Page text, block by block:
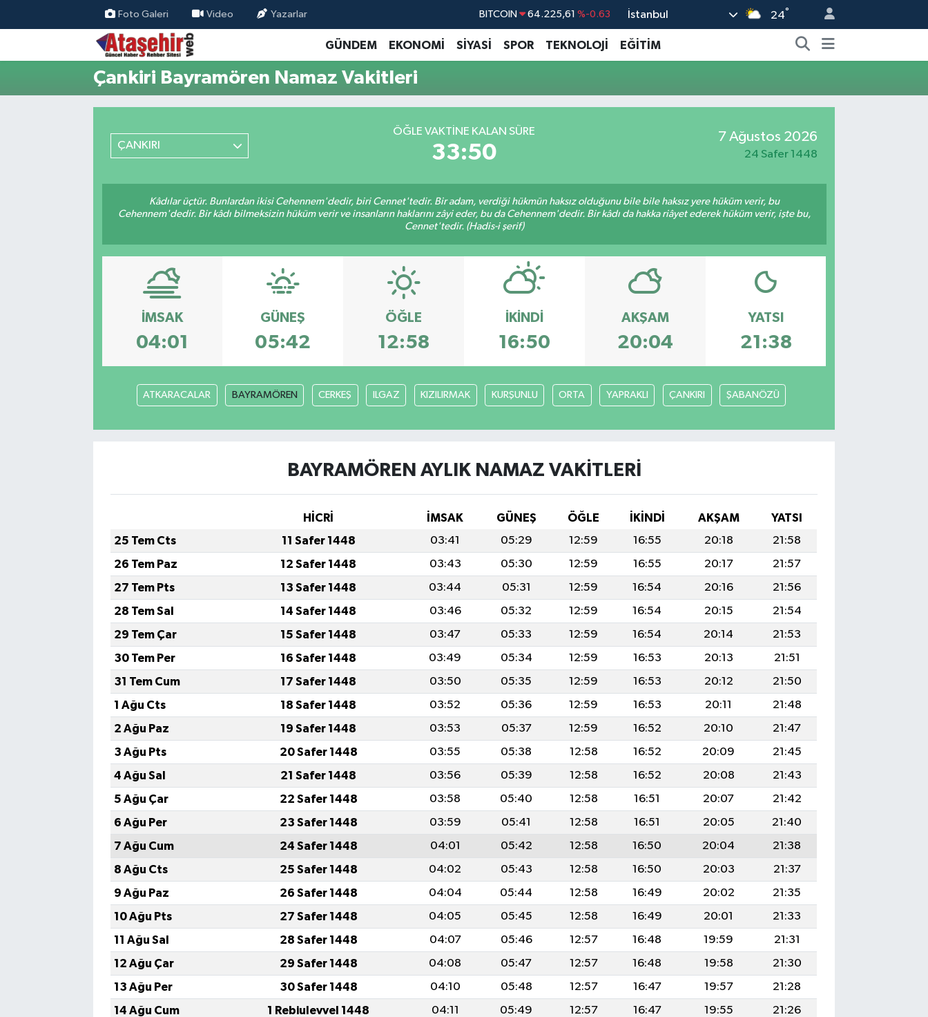
Foto Galeri Video Yazarlar BITCOIN 64.225,61 %-0.63
DOLAR 47,7143 %0.16
EURO 55,0317 %-0.02
İstanbul 24°
GÜNDEM EKONOMİ SİYASİ SPOR TEKNOLOJİ EĞİTİM
Çankiri Bayramören Namaz Vakitleri
ÇANKIRI
ÖĞLE VAKTINE KALAN SÜRE
33:49
7 Ağustos 2026
24 Safer 1448
Kâdılar üçtür. Bunlardan ikisi Cehennem'dedir, biri Cennet'tedir. Bir adam, verdiği hükmün haksız olduğunu bile bile haksız yere hüküm verir, bu
Cehennem'dedir. Bir kâdı bilmeksizin hüküm verir ve insanların haklarını zâyi eder, bu da Cehennem'dedir. Bir kâdı da hakka riâyet ederek hüküm verir, işte bu,
Cennet'tedir. (Hadis-i şerif)
İMSAK
04:01
GÜNEŞ
05:42
ÖĞLE
12:58
İKINDI
16:50
AKŞAM
20:04
YATSI
21:38
ATKARACALAR BAYRAMÖREN CERKEŞ ILGAZ KIZILIRMAK KURŞUNLU ORTA YAPRAKLI ÇANKIRI ŞABANÖZÜ
BAYRAMÖREN AYLIK NAMAZ VAKITLERI
HİCRİ İMSAK GÜNEŞ ÖĞLE İKINDI AKŞAM
YATSI
25 Tem Cts
11 Safer 1448 03:41 05:29 12:59 16:55 20:18
21:58
26 Tem Paz
12 Safer 1448 03:43 05:30 12:59 16:55 20:17
21:57
27 Tem Pts
13 Safer 1448 03:44 05:31 12:59 16:54 20:16
21:56
28 Tem Sal
14 Safer 1448 03:46 05:32 12:59 16:54 20:15
21:54
29 Tem Çar
15 Safer 1448 03:47 05:33 12:59 16:54 20:14
21:53
30 Tem Per
16 Safer 1448 03:49 05:34 12:59 16:53 20:13
21:51
31 Tem Cum
17 Safer 1448 03:50 05:35 12:59 16:53 20:12
21:50
1 Ağu Cts
18 Safer 1448 03:52 05:36 12:59 16:53 20:11
21:48
2 Ağu Paz
19 Safer 1448 03:53 05:37 12:59 16:52 20:10
21:47
3 Ağu Pts
20 Safer 1448 03:55 05:38 12:58 16:52 20:09
21:45
4 Ağu Sal
21 Safer 1448 03:56 05:39 12:58 16:52 20:08
21:43
5 Ağu Çar
22 Safer 1448 03:58 05:40 12:58 16:51 20:07
21:42
6 Ağu Per
23 Safer 1448 03:59 05:41 12:58 16:51 20:05
21:40
7 Ağu Cum
24 Safer 1448 04:01 05:42 12:58 16:50 20:04
21:38
8 Ağu Cts
25 Safer 1448 04:02 05:43 12:58 16:50 20:03
21:37
9 Ağu Paz
26 Safer 1448 04:04 05:44 12:58 16:49 20:02
21:35
10 Ağu Pts
27 Safer 1448 04:05 05:45 12:58 16:49 20:01
21:33
11 Ağu Sal
28 Safer 1448 04:07 05:46 12:57 16:48 19:59
21:31
12 Ağu Çar
29 Safer 1448 04:08 05:47 12:57 16:48 19:58
21:30
13 Ağu Per
30 Safer 1448 04:10 05:48 12:57 16:47 19:57
21:28
14 Ağu Cum
1 Rebiulevvel 1448 04:11 05:49 12:57 16:47 19:55
21:26
Hava Durumu
Trafik Durumu
Tüm Manşetler